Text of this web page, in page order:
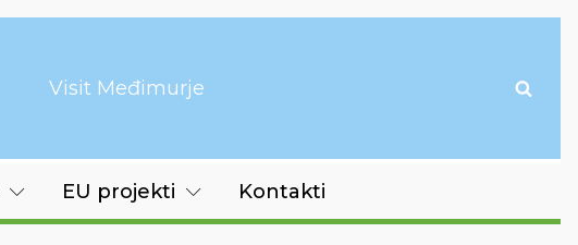
Visit Međimurje
EU projekti Kontakti